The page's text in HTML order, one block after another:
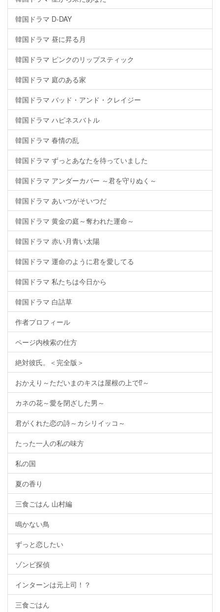
韓国ドラマ D-DAY
韓国ドラマ 昼に昇る月
韓国ドラマ ピンクのリップスティック
韓国ドラマ 庭のある家
韓国ドラマ バッド・アンド・クレイジー
韓国ドラマ ハピネスバトル
韓国ドラマ 春情の乱
韓国ドラマ ずっとあなたを待っていました
韓国ドラマ アンダーカバー ～君を守りぬく～
韓国ドラマ あいつがそいつだ
韓国ドラマ 黄金の庭～奪われた運命～
韓国ドラマ 赤い月青い太陽
韓国ドラマ 運命のように君を愛してる
韓国ドラマ 私たちは今日から
韓国ドラマ 白詰草
作者プロフィール
ページ内検索の仕方
絶対彼氏。＜完全版＞
おかえり～ただいまのキスは屋根の上で⁉～
カネの花～愛を閉ざした男～
君がくれた恋の詩～カシリイッコ～
たった一人の私の味方
私の国
夏の香り
三食ごはん 山村編
鳴かない鳥
ずっと恋したい
ゾンビ探偵
インターンは元上司！？
三食ごはん